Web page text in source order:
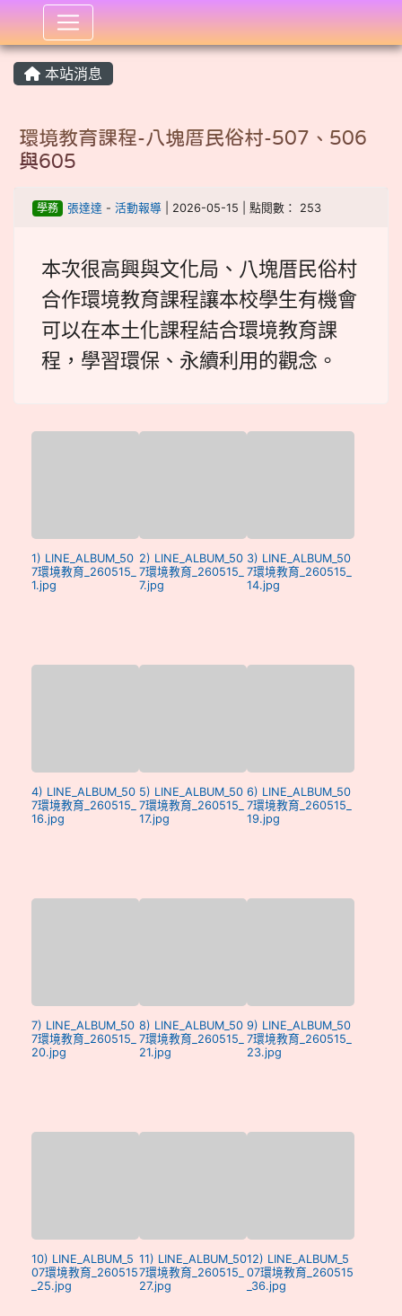
:::
本站消息
環境教育課程-八塊厝民俗村-507、506
與605
學務 張達達 - 活動報導| 2026-05-15 | 點閱數： 253
本次很高興與文化局、八塊厝民俗村
合作環境教育課程讓本校學生有機會
可以在本土化課程結合環境教育課
程，學習環保、永續利用的觀念。
1) LINE_ALBUM_50
7環境教育_260515_
1.jpg
2) LINE_ALBUM_50
7環境教育_260515_
7.jpg
3) LINE_ALBUM_50
7環境教育_260515_
14.jpg
4) LINE_ALBUM_50
7環境教育_260515_
16.jpg
5) LINE_ALBUM_50
7環境教育_260515_
17.jpg
6) LINE_ALBUM_50
7環境教育_260515_
19.jpg
7) LINE_ALBUM_50
7環境教育_260515_
20.jpg
8) LINE_ALBUM_50
7環境教育_260515_
21.jpg
9) LINE_ALBUM_50
7環境教育_260515_
23.jpg
10) LINE_ALBUM_5
07環境教育_260515
_25.jpg
11) LINE_ALBUM_50
7環境教育_260515_
27.jpg
12) LINE_ALBUM_5
07環境教育_260515
_36.jpg